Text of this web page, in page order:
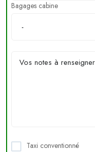
Bagages cabine
Taxi conventionné